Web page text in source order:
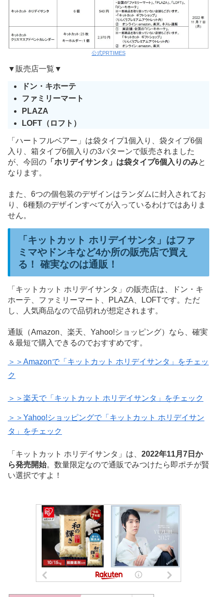
公式PRTIMES
▼販売店一覧▼
ドン・キホーテ
ファミリーマート
PLAZA
LOFT（ロフト）
「ハートフルベアー」は袋タイプ1個入り、袋タイプ6個
入り、箱タイプ6個入りの3パターンで販売されました
が、今回の 「ホリデイサンタ」は袋タイプ6個入りのみと
なります。
また、6つの個包装のデザインはランダムに封入されてお
り、6種類のデザインすべてが入っているわけではありま
せん。
「キットカット ホリデイサンタ」はファ
ミマやドンキなど4か所の販売店で買え
る！ 確実なのは通販！
「キットカット ホリデイサンタ」の販売店は、ドン・キ
ホーテ、ファミリーマート、PLAZA、LOFTです。ただ
し、人気商品なので品切れが想定されます。
通販（Amazon、楽天、Yahoo!ショッピング）なら、確実
＆最短で購入できるのでおすすめです。
＞＞Amazonで「キットカット ホリデイサンタ」をチェッ
ク
＞＞楽天で「キットカット ホリデイサンタ」をチェック
＞＞Yahoo!ショッピングで「キットカット ホリデイサン
タ」をチェック
「キットカット ホリデイサンタ」は、 2022年11月7日か
ら発売開始。数量限定なので通販でみつけたら即ポチが賢
い選択ですよ！